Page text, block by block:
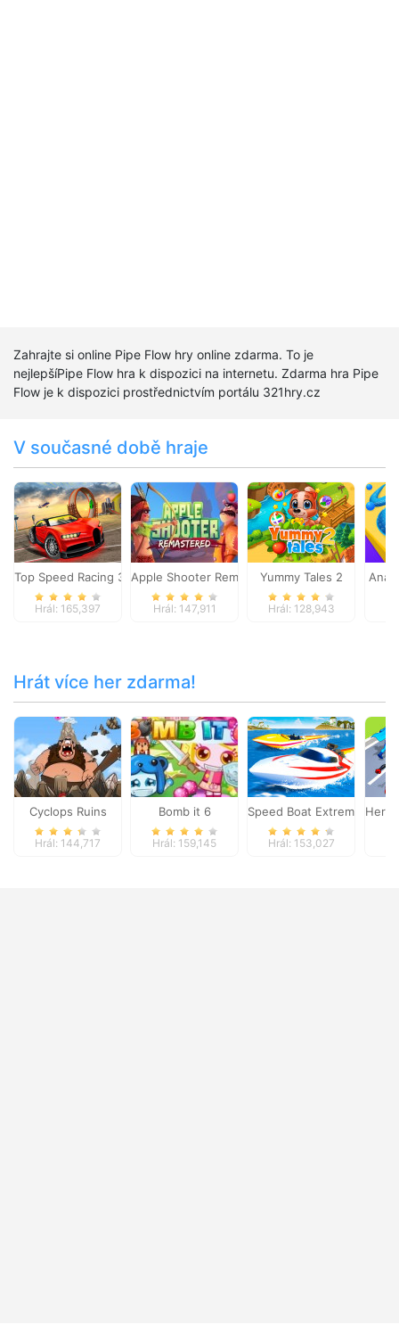
Zahrajte si online Pipe Flow hry online zdarma. To je
nejlepšíPipe Flow hra k dispozici na internetu. Zdarma hra Pipe
Flow je k dispozici prostřednictvím portálu 321hry.cz
V současné době hraje
Top Speed Racing 3D
Hrál: 165,397
Apple Shooter Remastered
Hrál: 147,911
Yummy Tales 2
Hrál: 128,943
Hrát více her zdarma!
Cyclops Ruins
Hrál: 144,717
Bomb it 6
Hrál: 159,145
Speed Boat Extreme
Hrál: 153,027
Hero